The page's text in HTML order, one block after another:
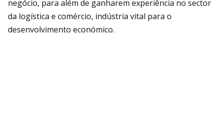
negócio, para além de ganharem experiência no sector
da logística e comércio, indústria vital para o
desenvolvimento económico.